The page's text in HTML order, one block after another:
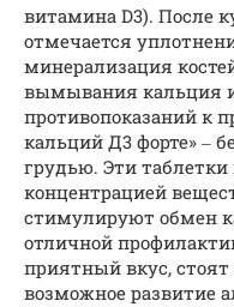
витамина D3). После
отмечается
минерализация
вымывания кальция
противопоказаний к
кальций Д3 форте» ‒
грудью. Эти
концентрацией
стимулируют обмен
отличной
приятный вкус,
возможное развитие